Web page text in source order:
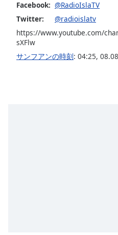
dialog
window.
Escape
Facebook: @RadioIslaTV
Twitter:
@radioislatv
https://www.youtube.com/
sXFlw
サンフアンの時刻: 04:25,